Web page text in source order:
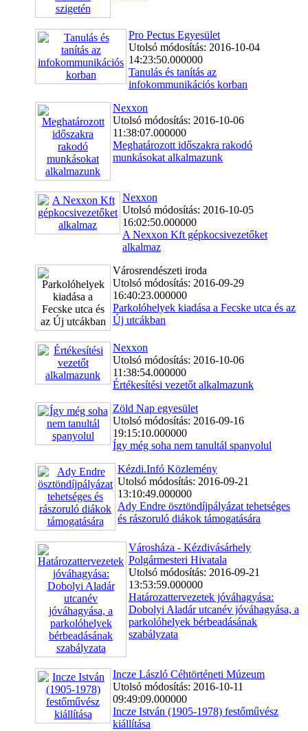
Pro Pectus Egyesület
Utolsó módosítás: 2016-10-04
14:23:50.000000
Tanulás és tanítás az
infokommunikációs korban
Nexxon
Utolsó módosítás: 2016-10-06
11:38:07.000000
Meghatározott időszakra rakodó
munkásokat alkalmazunk
Nexxon
Utolsó módosítás: 2016-10-05
16:02:50.000000
A Nexxon Kft gépkocsivezetőket
alkalmaz
Városrendészeti iroda
Utolsó módosítás: 2016-09-29
16:40:23.000000
Parkolóhelyek kiadása a Fecske utca és az
Új utcákban
Nexxon
Utolsó módosítás: 2016-10-06
11:38:54.000000
Értékesítési vezetőt alkalmazunk
Zöld Nap egyesület
Utolsó módosítás: 2016-09-16
19:15:10.000000
Így még soha nem tanultál spanyolul
Kézdi.Infó Közlemény
Utolsó módosítás: 2016-09-21
13:10:49.000000
Ady Endre ösztöndíjpályázat tehetséges
és rászoruló diákok támogatására
Városháza - Kézdivásárhely
Polgármesteri Hivatala
Utolsó módosítás: 2016-09-21
13:53:59.000000
Határozattervezetek jóváhagyása:
Dobolyi Aladár utcanév jóváhagyása, a
parkolóhelyek bérbeadásának
szabályzata
Incze László Céhtörténeti Múzeum
Utolsó módosítás: 2016-10-11
09:49:09.000000
Incze István (1905-1978) festőművész
kiállítása